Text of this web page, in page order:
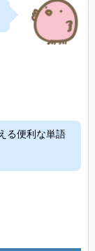
る便利な単語